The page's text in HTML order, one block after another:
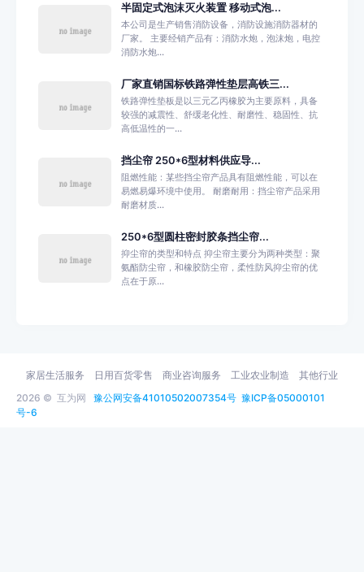
半固定式泡沫灭火装置 移动式泡...
本公司是生产销售消防设备，消防设施消防器材的
厂家。 主要经销产品有：消防水炮，泡沫炮，电控
消防水炮...
厂家直销国标铁路弹性垫层高铁三...
铁路弹性垫板是以三元乙丙橡胶为主要原料，具备
较强的减震性、舒缓老化性、耐磨性、稳固性、抗
高低温性的一...
挡尘帘 250*6型材料供应导...
阻燃性能：某些挡尘帘产品具有阻燃性能，可以在
易燃易爆环境中使用。 耐磨耐用：挡尘帘产品采用
耐磨材质...
250*6型圆柱密封胶条挡尘帘...
抑尘帘的类型和特点 抑尘帘主要分为两种类型：聚
氨酯防尘帘，和橡胶防尘帘，柔性防风抑尘帘的优
点在于原...
2026 © 互为网 豫公网安备41010502007354号 豫ICP备05000101
号-6
家居生活服务 日用百货零售 商业咨询服务 工业农业制造 其他行业